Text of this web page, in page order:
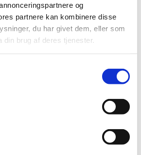
og
partnere kan kombinere disse
du har givet dem, eller som
din brug af deres tjenester.
også kunne lide...